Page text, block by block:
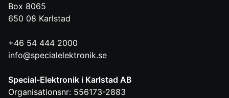
Box 8065
650 08 Karlstad
+46 54 444 2000
info@specialelektronik.se
Special-Elektronik i Karlstad AB
Organisationsnr: 556173-2883